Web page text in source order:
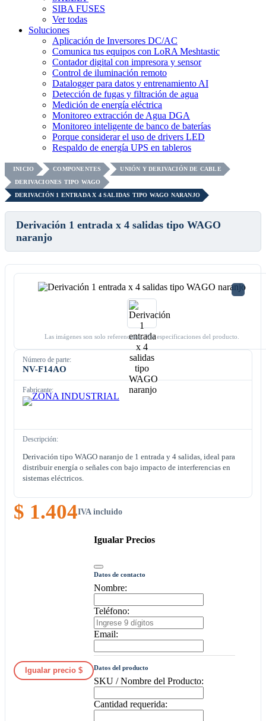
SIBA FUSES
Ver todas
Soluciones
Aplicación de Inversores DC/AC
Comunica tus equipos con LoRA Meshtastic
Contador digital con impresora y sensor
Control de iluminación remoto
Datalogger para datos y entrenamiento AI
Detección de fugas y filtración de agua
Medición de energía eléctrica
Monitoreo extracción de Agua DGA
Monitoreo inteligente de banco de baterías
Porque considerar el uso de drivers LED
Respaldo de energía UPS en tableros
INICIO COMPONENTES
UNIÓN Y DERIVACIÓN DE CABLE
DERIVACIONES TIPO WAGO
DERIVACIÓN 1 ENTRADA X 4 SALIDAS TIPO WAGO NARANJO
Derivación 1 entrada x 4 salidas tipo WAGO
naranjo
Las imágenes son solo referenciales. Ver especificaciones del producto.
Número de parte:
NV-F14AO
Fabricante:
Descripción:
Derivación tipo WAGO naranjo de 1 entrada y 4 salidas, ideal para
distribuir energía o señales con bajo impacto de interferencias en
sistemas eléctricos.
$ 1.404IVA incluido
Igualar precio $
Igualar Precios
Datos de contacto
Nombre:
Teléfono:
Email:
Datos del producto
SKU / Nombre del Producto:
Cantidad requerida: